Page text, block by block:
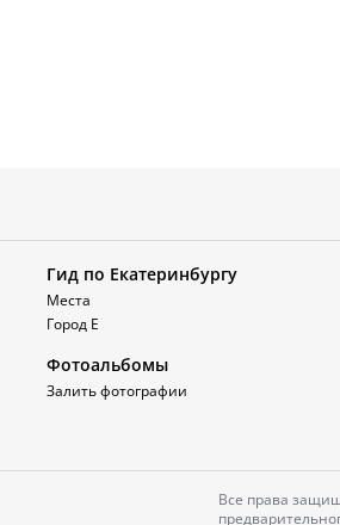
Гид по Екатеринбургу
Места
Город Е
Фотоальбомы
Залить фотографии
Все права